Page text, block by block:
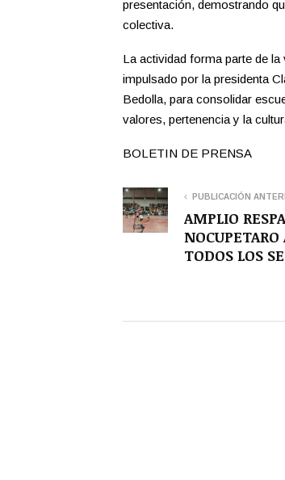
presentación, demostrando
colectiva.
La actividad forma parte de
impulsado por la presidenta
Bedolla, para consolidar
valores, pertenencia y la
BOLETIN DE PRENSA
PUBLICACIÓN
AMPLIO
TODOS LOS